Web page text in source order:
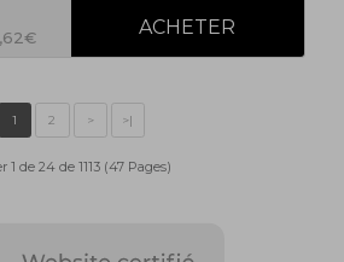
1 de 24 de 1113 (47 Pages)